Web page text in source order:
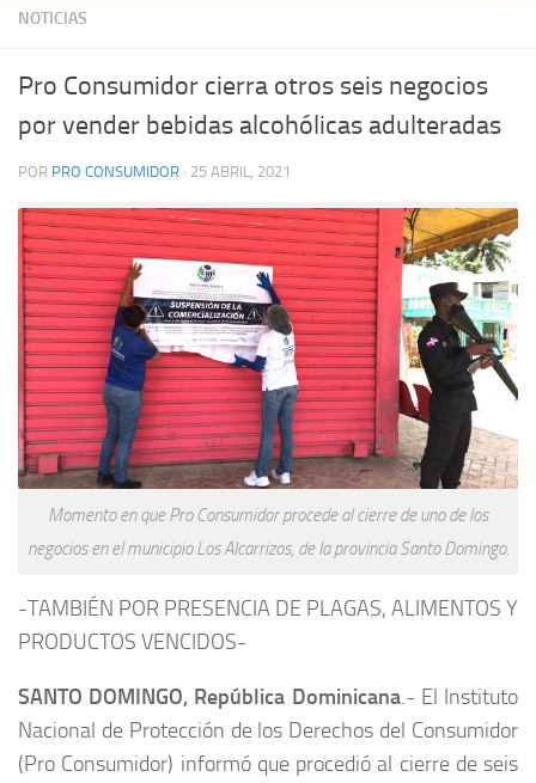
NOTICIAS
Pro Consumidor cierra otros seis negocios
por vender bebidas alcohólicas adulteradas
POR PRO CONSUMIDOR · 25 ABRIL, 2021
Momento en que Pro Consumidor procede al cierre de uno de los
negocios en el municipio Los Alcarrizos, de la provincia Santo Domingo.
-TAMBIÉN POR PRESENCIA DE PLAGAS, ALIMENTOS Y
PRODUCTOS VENCIDOS-
SANTO DOMINGO, República Dominicana.- El Instituto
Nacional de Protección de los Derechos del Consumidor
(Pro Consumidor) informó que procedió al cierre de seis